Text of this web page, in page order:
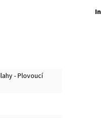
- Plovoucí